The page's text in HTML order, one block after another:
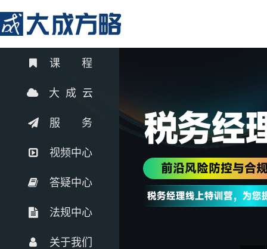
课 程
大 成 云
服 务
视频中心
答疑中心
法规中心
关于我们